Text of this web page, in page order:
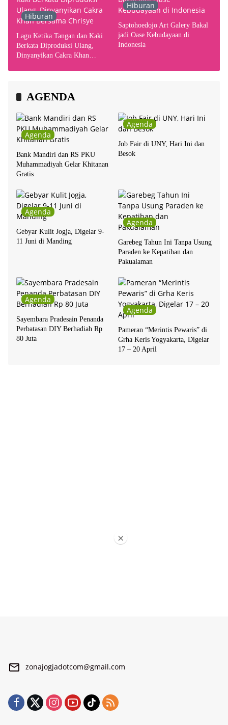
Hiburan
Lagu Ketika Tangan dan Kaki
Berkata Diproduksi Ulang,
Dinyanyikan Cakra Khan
Hiburan
Saptohoedojo Art Galery Bakal
jadi Oase Kebudayaan di
Indonesia
AGENDA
Agenda
Bank Mandiri dan RS PKU
Muhammadiyah Gelar Khitanan
Gratis
Agenda
Job Fair di UNY, Hari Ini dan
Besok
Agenda
Gebyar Kulit Jogja, Digelar 9-
11 Juni di Manding
Agenda
Garebeg Tahun Ini Tanpa Usung
Paraden ke Kepatihan dan
Pakualaman
Agenda
Sayembara Pradesain Penanda
Perbatasan DIY Berhadiah Rp
80 Juta
Agenda
Pameran “Merintis Pewaris” di
Grha Keris Yogyakarta, Digelar
17 – 20 April
zonajogjadotcom@gmail.com
×